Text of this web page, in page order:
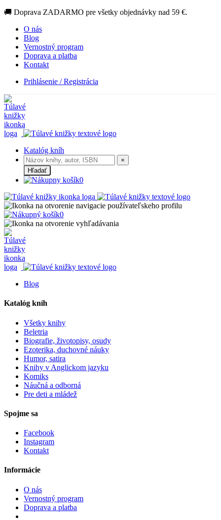
🚚 Doprava ZADARMO pre všetky objednávky nad 59 €.
O nás
Blog
Vernostný program
Doprava a platba
Kontakt
Prihlásenie / Registrácia
Katalóg kníh
×
Hľadať
0
0
Blog
Katalóg kníh
Všetky knihy
Beletria
Biografie, životopisy, osudy
Ezoterika, duchovné náuky
Humor, satira
Knihy v Anglickom jazyku
Komiks
Náučná a odborná
Pre deti a mládež
Spojme sa
Facebook
Instagram
Kontakt
Informácie
O nás
Vernostný program
Doprava a platba